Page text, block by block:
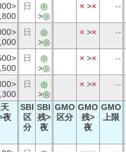
日
◎
>◎
× >× --
日
◎
>◎
× >× --
日
◎
>◎
× >× --
日
◎
>◎
× >× --
夜
SBI
区
分
SBI
残>
夜
GMO
区分
GMO
残>
夜
GMO
上限